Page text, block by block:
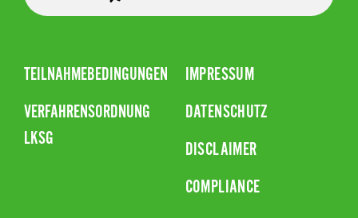
TEILNAHMEBEDINGUNGEN
VERFAHRENSORDNUNG
LKSG
IMPRESSUM
DATENSCHUTZ
DISCLAIMER
COMPLIANCE